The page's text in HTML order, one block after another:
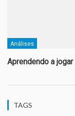
Análises
Aprendendo a
TAGS